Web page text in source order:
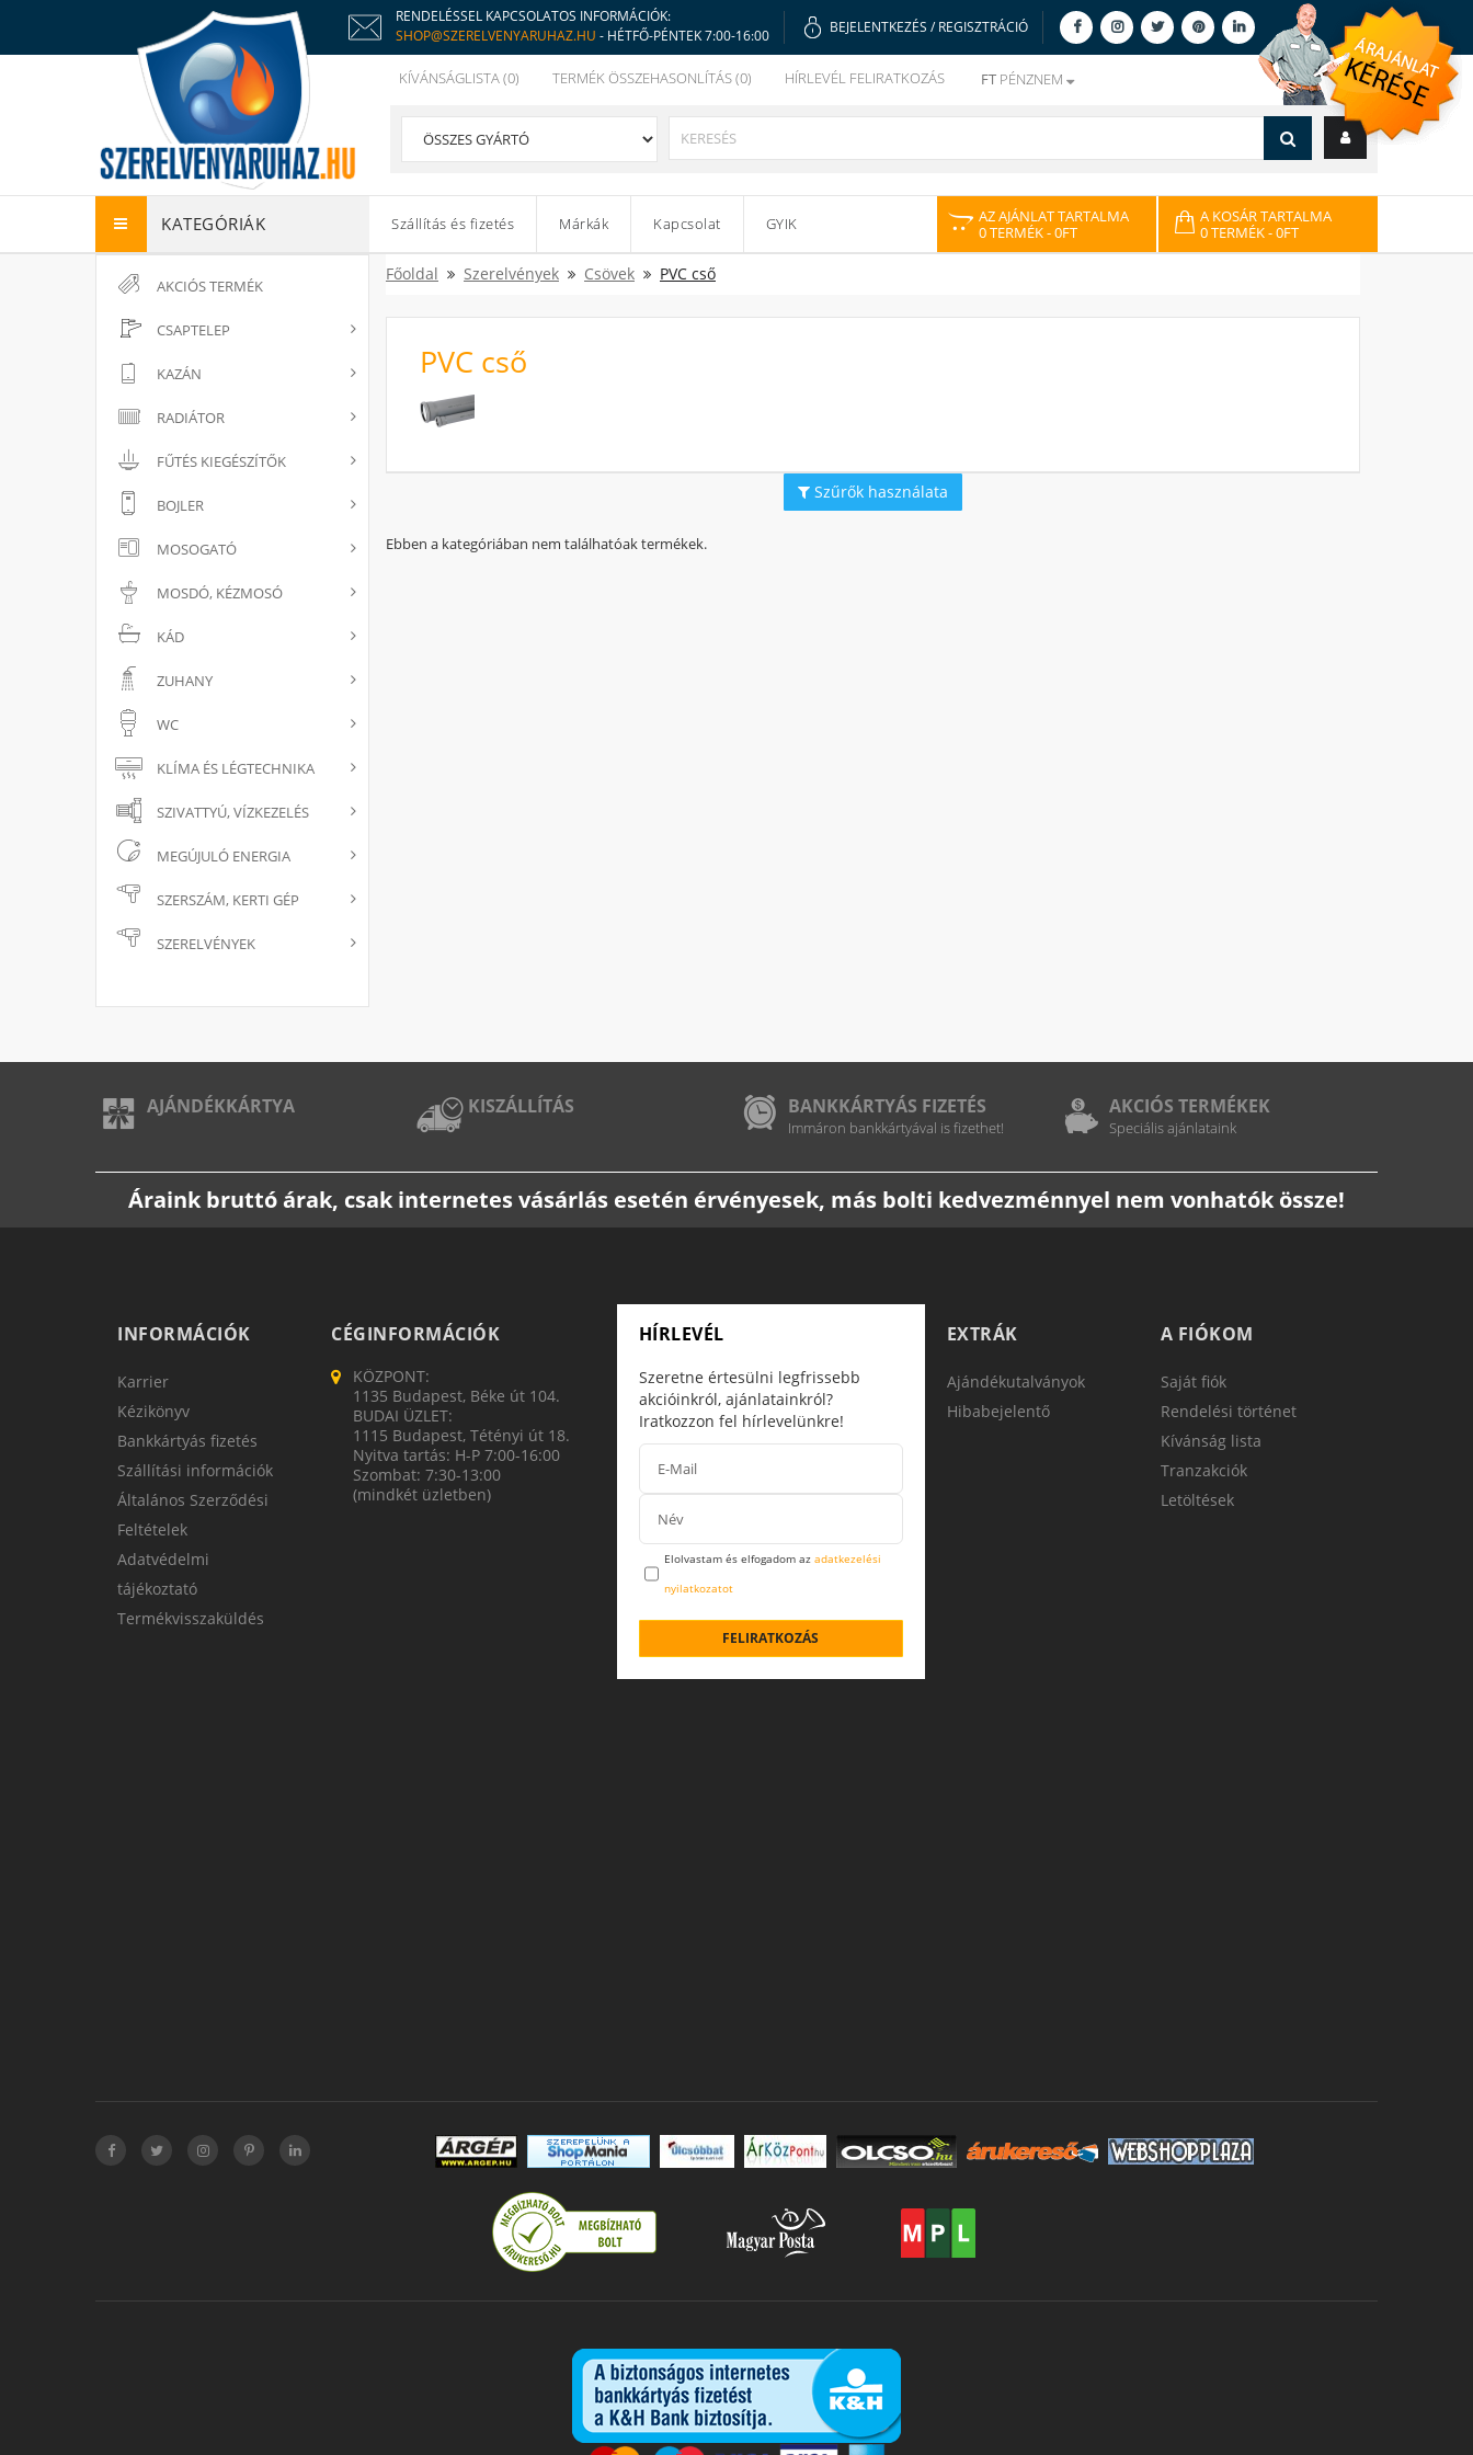
RENDELÉSSEL KAPCSOLATOS INFORMÁCIÓK:
SHOP@SZERELVENYARUHAZ.HU - HÉTFŐ-PÉNTEK 7:00-16:00
BEJELENTKEZÉS / REGISZTRÁCIÓ
KÍVÁNSÁGLISTA (0) TERMÉK ÖSSZEHASONLÍTÁS (0) HÍRLEVÉL FELIRATKOZÁS FT PÉNZNEM
KATEGÓRIÁK Szállítás és fizetés Márkák Kapcsolat GYIK
AZ AJÁNLAT TARTALMA
0 TERMÉK- 0FT
A KOSÁR TARTALMA
0 TERMÉK- 0FT
AKCIÓS TERMÉK
CSAPTELEP
KAZÁN
RADIÁTOR
FŰTÉS KIEGÉSZÍTŐK
BOJLER
MOSOGATÓ
MOSDÓ, KÉZMOSÓ
KÁD
ZUHANY
WC
KLÍMA ÉS LÉGTECHNIKA
SZIVATTYÚ, VÍZKEZELÉS
MEGÚJULÓ ENERGIA
SZERSZÁM, KERTI GÉP
SZERELVÉNYEK
Főoldal Szerelvények Csövek PVC cső
PVC cső
Szűrők használata
Ebben a kategóriában nem találhatóak termékek.
AJÁNDÉKKÁRTYA KISZÁLLÍTÁS BANKKÁRTYÁS FIZETÉS
Immáron bankkártyával is fizethet!
AKCIÓS TERMÉKEK
Speciális ajánlataink
Áraink bruttó árak, csak internetes vásárlás esetén érvényesek, más bolti kedvezménnyel nem vonhatók össze!
INFORMÁCIÓK
Karrier
Kézikönyv
Bankkártyás fizetés
Szállítási információk
Általános Szerződési
Feltételek
Adatvédelmi
tájékoztató
Termékvisszaküldés
CÉGINFORMÁCIÓK
KÖZPONT:
1135 Budapest, Béke út 104.
BUDAI ÜZLET:
1115 Budapest, Tétényi út 18.
Nyitva tartás: H-P 7:00-16:00
Szombat: 7:30-13:00
(mindkét üzletben)
HÍRLEVÉL
Szeretne értesülni legfrissebb
akcióinkról, ajánlatainkról?
Iratkozzon fel hírlevelünkre!
Elolvastam és elfogadom az adatkezelési
nyilatkozatot
FELIRATKOZÁS
EXTRÁK
Ajándékutalványok
Hibabejelentő
A FIÓKOM
Saját fiók
Rendelési történet
Kívánság lista
Tranzakciók
Letöltések